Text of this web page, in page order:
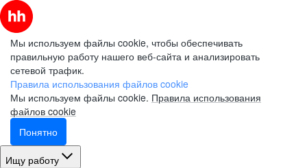
Мы используем файлы cookie, чтобы обеспечивать
правильную работу нашего веб-сайта и анализировать
сетевой трафик.
Правила использования файлов cookie
Мы используем файлы cookie. Правила использования
файлов cookie
Понятно
Ищу работу